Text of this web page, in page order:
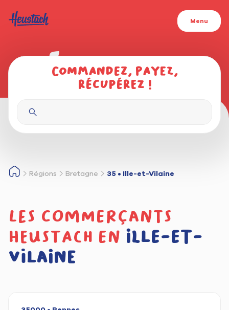
Menu
Commandez, payez,
récupérez !
Régions Bretagne 35 • Ille-et-Vilaine
Les commerçants
heustach en Ille-et-
Vilaine